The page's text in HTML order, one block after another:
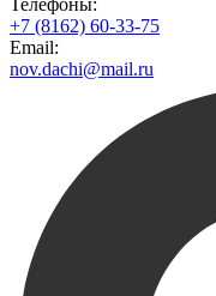
+7 (8162) 60-33-75
Email:
nov.dachi@mail.ru